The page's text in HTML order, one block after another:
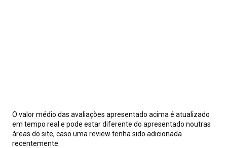
O valor médio das avaliações apresentado acima é atualizado
em tempo real e pode estar diferente do apresentado noutras
áreas do site, caso uma review tenha sido adicionada
recentemente.